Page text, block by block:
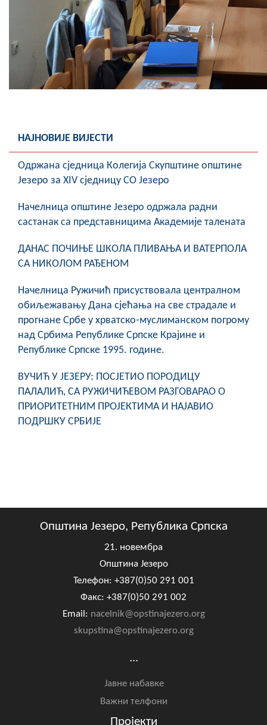
НАЈНОВИЈЕ ВИЈЕСТИ
Oдржана сједница Колегија Скупштине општине
Језеро за XIV сједницу СО Језеро
Начелница општине Језеро одржала радни
састанак са представницима Академије талената
ДАНАС ПОЧИЊЕ ШКОЛА ПЛИВАЊА И ВАТЕРПОЛА
СА НИКОЛОМ РАЂЕНОМ
Начелница Ружичић присуствовала централном
обиљежавању Дана сјећања на све страдале и
прогнане Србе у хрватско-муслиманском погрому
над Србима Републике Српске Крајине и
Републике Српске 1995. године.
ВУЧИЋ У ЈЕЗЕРУ: ПОСЈЕТИО ПОРОДИЦУ
ПАЛАЛИЋ, СА РУЖИЧИЋЕВОМ РАЗГОВАРАО О
ПРИОРИТЕТНИМ ПРОЈЕКТИМА И НАЈАВИО
ПОДРШКУ СРБИЈЕ
Општина Језеро, Република Српска
21. новембра
Општина Језеро
Телефон: +387(0)50 291 001
Факс: +387(0)50 291 002
Email: nacelnik@opstinajezero.org
skupstina@opstinajezero.org
...
Јавне набавке
Важни телфони
Пројекти